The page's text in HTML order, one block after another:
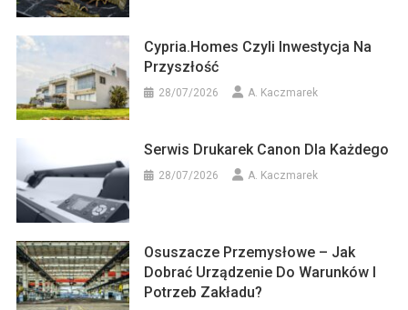
Cypria.homes Czyli Inwestycja Na
Przyszłość
28/07/2026 A. Kaczmarek
Serwis Drukarek Canon Dla Każdego
28/07/2026 A. Kaczmarek
Osuszacze Przemysłowe – Jak
Dobrać Urządzenie Do Warunków I
Potrzeb Zakładu?